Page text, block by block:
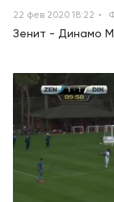
22 фев 2020 18:22
Зенит - Динамо